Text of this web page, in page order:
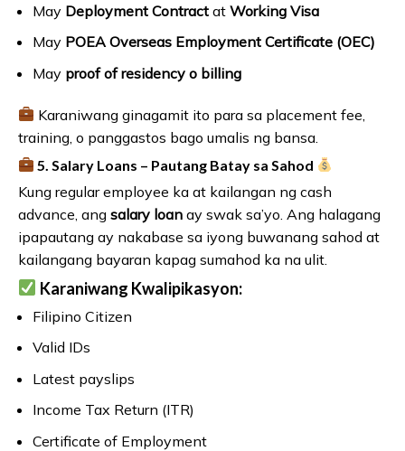
May Deployment Contractat Working Visa
May POEA Overseas Employment Certificate (OEC)
May proof of residency o billing
Karaniwang ginagamit ito para sa placement fee,
training, o panggastos bago umalis ng bansa.
5. Salary Loans – Pautang Batay sa Sahod
Kung regular employee ka at kailangan ng cash
advance, ang salary loan ay swak sa’yo. Ang halagang
ipapautang ay nakabase sa iyong buwanang sahod at
kailangang bayaran kapag sumahod ka na ulit.
Karaniwang Kwalipikasyon:
Filipino Citizen
Valid IDs
Latest payslips
Income Tax Return (ITR)
Certificate of Employment